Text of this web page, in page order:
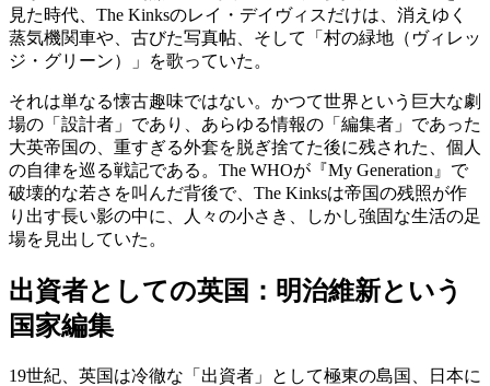
見た時代、The Kinksのレイ・デイヴィスだけは、消えゆく
蒸気機関車や、古びた写真帖、そして「村の緑地（ヴィレッ
ジ・グリーン）」を歌っていた。
それは単なる懐古趣味ではない。かつて世界という巨大な劇
場の「設計者」であり、あらゆる情報の「編集者」であった
大英帝国の、重すぎる外套を脱ぎ捨てた後に残された、個人
の自律を巡る戦記である。The WHOが『My Generation』で
破壊的な若さを叫んだ背後で、The Kinksは帝国の残照が作
り出す長い影の中に、人々の小さき、しかし強固な生活の足
場を見出していた。
出資者としての英国：明治維新という
国家編集
19世紀、英国は冷徹な「出資者」として極東の島国、日本に